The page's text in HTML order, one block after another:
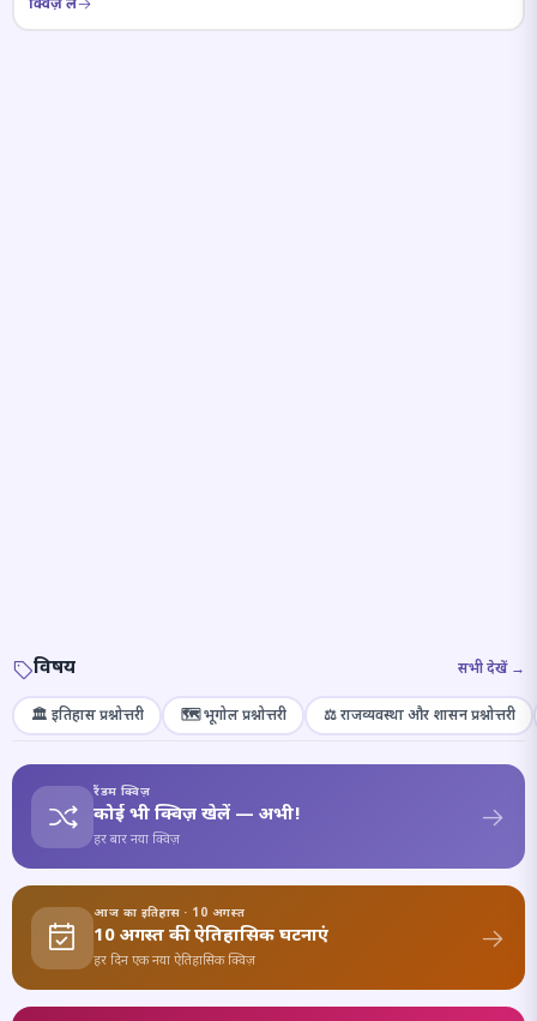
क्विज़ लें
विषय सभी देखें →
🏛️ इतिहास प्रश्नोत्तरी 🗺️ भूगोल प्रश्नोत्तरी ⚖️ राजव्यवस्था और शासन प्रश्नोत्तरी
रैंडम क्विज़
कोई भी क्विज़ खेलें — अभी!
हर बार नया क्विज़
आज का इतिहास · 10 अगस्त
10 अगस्त की ऐतिहासिक घटनाएं
हर दिन एक नया ऐतिहासिक क्विज़